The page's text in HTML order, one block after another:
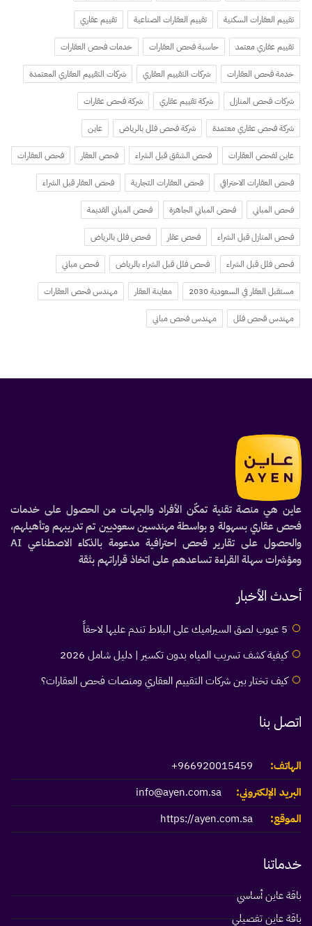
تقييم العقارات السكنية تقييم العقارات الصناعية تقييم عقاري
تقييم عقاري معتمد حاسبة فحص العقارات خدمات فحص العقارات
خدمة فحص العقارات شركات التقييم العقاري شركات التقييم العقاري المعتمدة
شركات فحص المنازل شركة تقييم عقاري شركة فحص عقارات
شركة فحص عقاري معتمدة شركة فحص فلل بالرياض عاين
عاين لفحص العقارات فحص الشقق قبل الشراء فحص العقار فحص العقارات
فحص العقارات الاحترافي فحص العقارات التجارية فحص العقار قبل الشراء
فحص المباني فحص المباني الجاهزة فحص المباني القديمة
فحص المنازل قبل الشراء فحص عقار فحص فلل بالرياض
فحص فلل قبل الشراء فحص فلل قبل الشراء بالرياض فحص مباني
مستقبل العقار في السعودية 2030 معاينة العقار مهندس فحص العقارات
مهندس فحص فلل مهندس فحص مباني
عاين هي منصة تقنية تمكّن الأفراد والجهات من الحصول على خدمات
فحص عقاري بسهولة و بواسطة مهندسين سعوديين تم تدريبهم وتأهيلهم،
والحصول على تقارير فحص احترافية مدعومة بالذكاء الاصطناعي AI
ومؤشرات سهلة القراءة تساعدهم على اتخاذ قراراتهم بثقة
أحدث الأخبار
5 عيوب لصق السيراميك على البلاط تندم عليها لاحقاً
كيفية كشف تسريب المياه بدون تكسير | دليل شامل 2026
كيف تختار بين شركات التقييم العقاري ومنصات فحص العقارات؟
اتصل بنا
الهاتف:
966920015459+
البريد الإلكتروني:
info@ayen.com.sa
الموقع:
https://ayen.com.sa
خدماتنا
باقة عاين أساسي
باقة عاين تفصيلي